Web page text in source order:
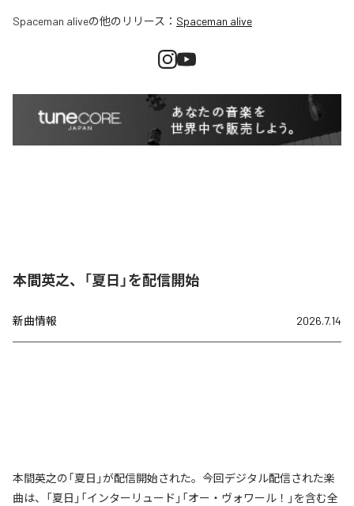
Spaceman aliveの他のリリース： Spaceman alive
本間英之、「夏日」を配信開始
新曲情報 2026.7.14
本間英之の「夏日」が配信開始された。今回デジタル配信された楽
曲は、「夏日」「インターリュード」「オー・ヴォワール！」を含む全